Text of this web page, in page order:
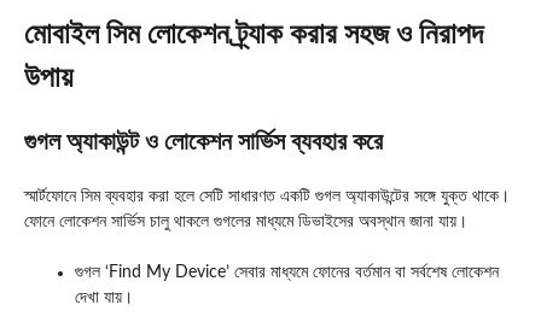
মোবাইল সিম লোকেশন ট্র্যাক করার সহজ ও নিরাপদ
উপায়
গুগল অ্যাকাউন্ট ও লোকেশন সার্ভিস ব্যবহার করে
স্মার্টফোনে সিম ব্যবহার করা হলে সেটি সাধারণত একটি গুগল অ্যাকাউন্টের সঙ্গে যুক্ত থাকে।
ফোনে লোকেশন সার্ভিস চালু থাকলে গুগলের মাধ্যমে ডিভাইসের অবস্থান জানা যায়।
গুগল ‘Find My Device’ সেবার মাধ্যমে ফোনের বর্তমান বা সর্বশেষ লোকেশন
দেখা যায়।